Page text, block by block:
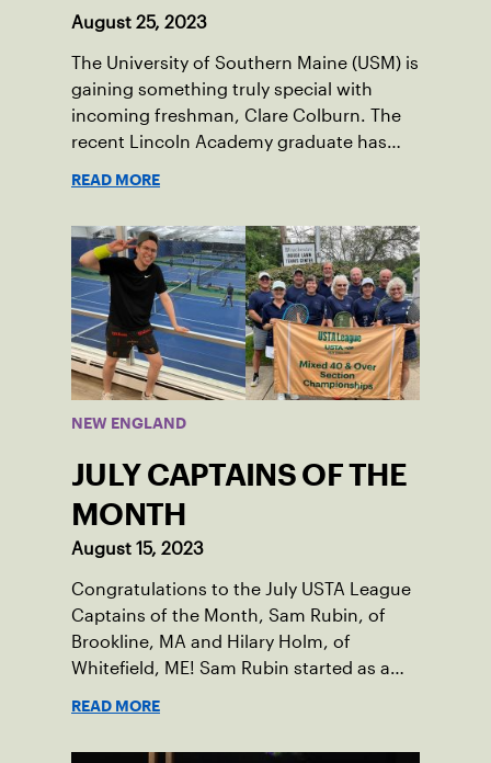
August 25, 2023
The University of Southern Maine (USM) is
gaining something truly special with
incoming freshman, Clare Colburn. The
recent Lincoln Academy graduate has
Damariscotta, ME and those around her
throughout her childhood.
READ MORE
NEW ENGLAND
JULY CAPTAINS OF THE
MONTH
August 15, 2023
Congratulations to the July USTA League
Captains of the Month, Sam Rubin, of
Brookline, MA and Hilary Holm, of
Whitefield, ME! Sam Rubin started as a
READ MORE